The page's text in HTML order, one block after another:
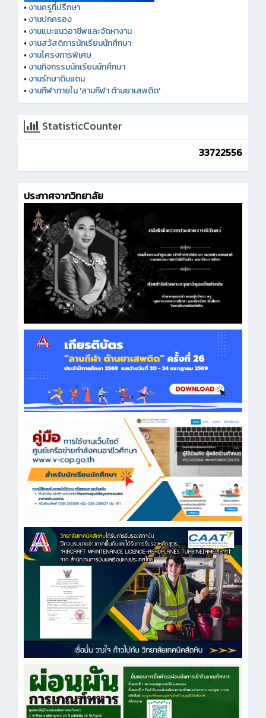
•งานครูที่ปรึกษา
•งานปกครอง
•งานแนะแนวอาชีพและจัดหางาน
•งานสวัสดิการนักเรียนนักศึกษา
•งานโครงการพิเศษ
•งานกิจกรรมนักเรียนนักศึกษา
•งานรักษาดินแดน
•งานกีฬาภายใน 'ลานกีฬา ต้านยาเสพติด'
StatisticCounter
33722556
ประกาศจากวิทยาลัย